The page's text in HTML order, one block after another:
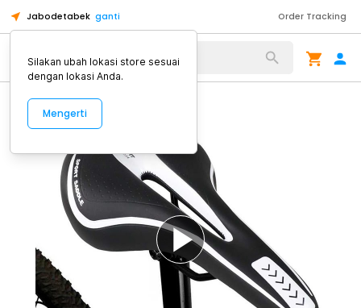
Jabodetabek ganti Order Tracking
Alat Kopi
Silakan ubah lokasi store sesuai
dengan lokasi Anda.
Mengerti